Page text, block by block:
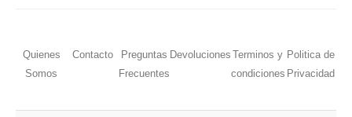
Quienes
Somos
Contacto
Preguntas
Frecuentes
Devoluciones Terminos y
condiciones
Politica de
Privacidad